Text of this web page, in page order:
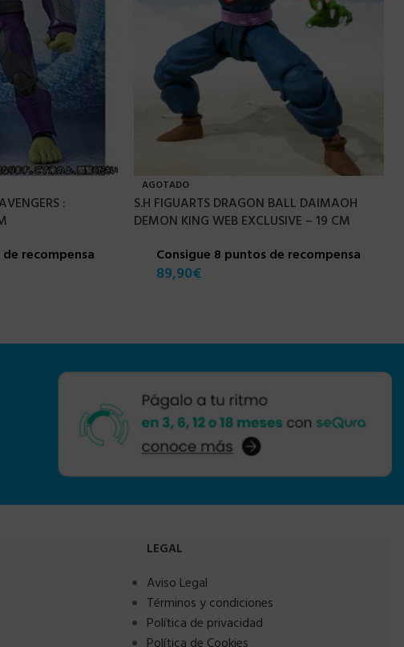
:
recompensa
AGOTADO
S.H FIGUARTS DRAGON BALL DAIMAOH
DEMON KING WEB EXCLUSIVE – 19 CM
Consigue 8 puntos de recompensa
89,90€
LEGAL
Aviso Legal
Términos y condiciones
Política de privacidad